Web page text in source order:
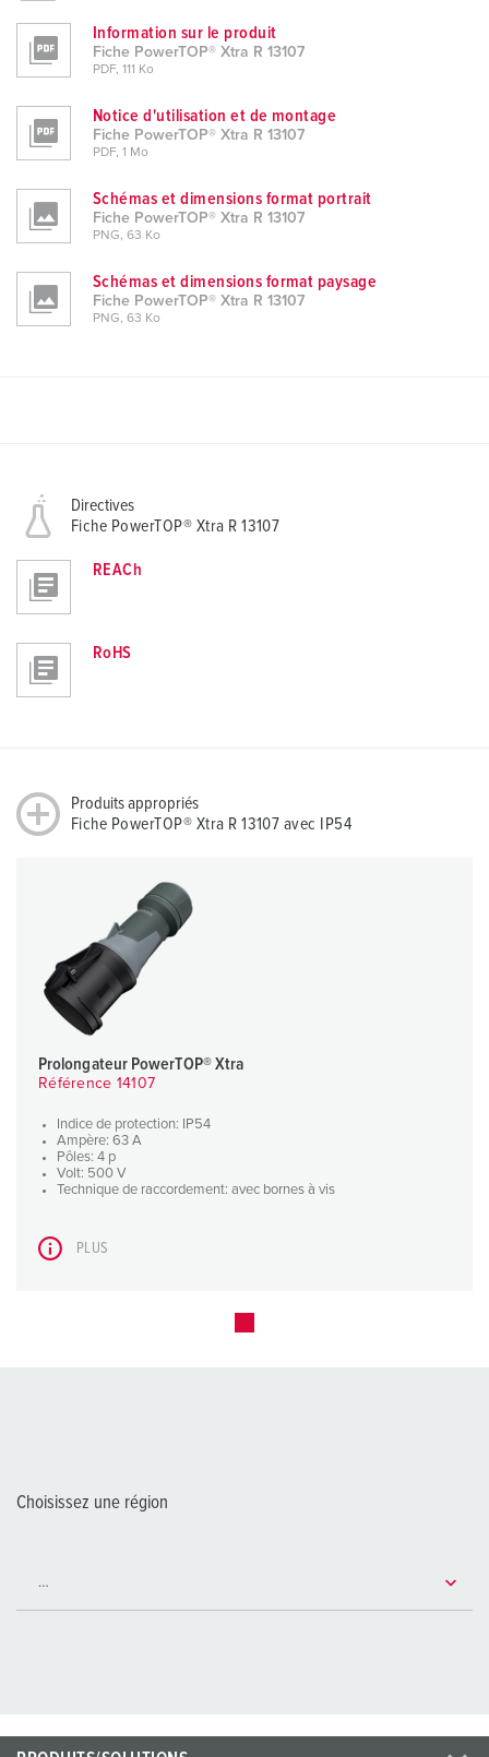
Information sur le produit
Fiche PowerTOP® Xtra R 13107
PDF, 111 Ko
Notice d'utilisation et de montage
Fiche PowerTOP® Xtra R 13107
PDF, 1 Mo
Schémas et dimensions format portrait
Fiche PowerTOP® Xtra R 13107
PNG, 63 Ko
Schémas et dimensions format paysage
Fiche PowerTOP® Xtra R 13107
PNG, 63 Ko
Directives
Fiche PowerTOP® Xtra R 13107
REACh
RoHS
Produits appropriés
Fiche PowerTOP® Xtra R 13107 avec IP54
Prolongateur PowerTOP® Xtra
Référence 14107
Indice de protection: IP54
Ampère: 63 A
Pôles: 4 p
Volt: 500 V
Technique de raccordement: avec bornes à vis
PLUS
Choisissez une région